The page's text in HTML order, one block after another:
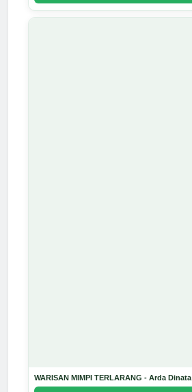
WARISAN MIMPI TERLARANG - Arda Dinata